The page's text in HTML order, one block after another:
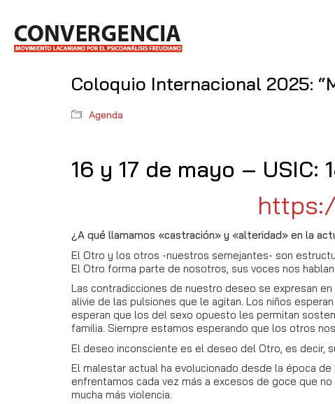
Coloquio Internacional 2025:
Agenda
16 y 17 de mayo – USIC:
¿A qué llamamos «castración» y «alteridad» en la
El Otro y los otros -nuestros semejantes- son
El Otro forma parte de nosotros, sus voces nos
Las contradicciones de nuestro deseo se expresan
alivie de las pulsiones que le agitan. Los niños
esperan que los del sexo opuesto les permitan
familia. Siempre estamos esperando que los otros
El deseo inconsciente es el deseo del Otro, es decir,
El malestar actual ha evolucionado desde la época
enfrentamos cada vez más a excesos de goce que
mucha más violencia.